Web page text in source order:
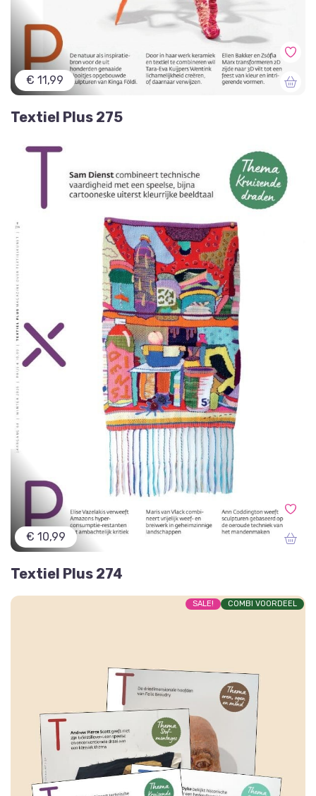
€ 11,99
Textiel Plus 275
€ 10,99
Textiel Plus 274
SALE! COMBI VOORDEEL